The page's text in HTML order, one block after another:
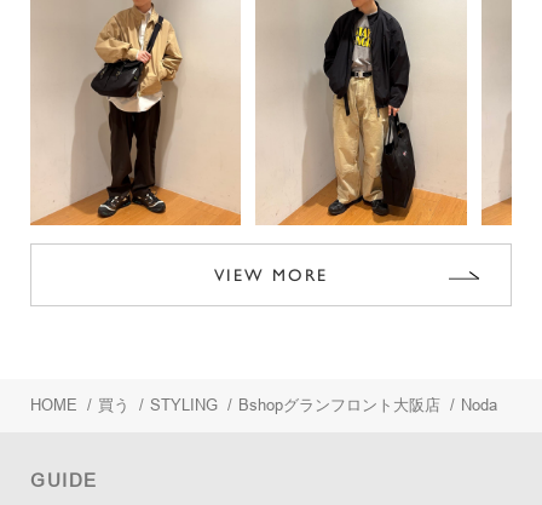
VIEW MORE
HOME / 買う / STYLING / Bshopグランフロント大阪店 / Noda
GUIDE